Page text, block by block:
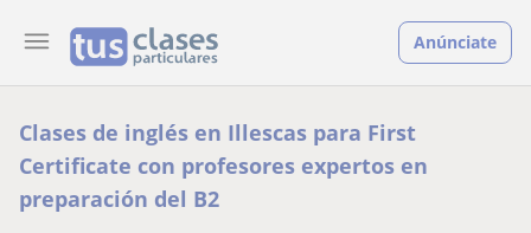
Anúnciate
Clases de inglés en Illescas para First
Certificate con profesores expertos en
preparación del B2